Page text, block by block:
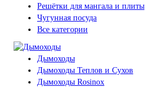
Решётки для мангала и плиты
Чугунная посуда
Все категории
Дымоходы
Дымоходы Теплов и Сухов
Дымоходы Rosinox